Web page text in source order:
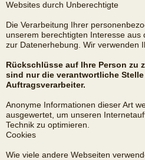
Websites durch Unberechtigte
Die Verarbeitung Ihrer
unserem berechtigten Interesse aus
zur Datenerhebung. Wir verwenden
Rückschlüsse auf Ihre Person zu
sind nur die verantwortliche
Auftragsverarbeiter.
Anonyme Informationen dieser Art
ausgewertet, um unseren
Technik zu optimieren.
Cookies
Wie viele andere Webseiten